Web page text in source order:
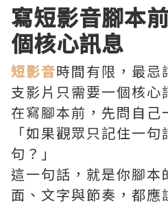
寫短影音腳本
個核心訊息
短影音時間有限，最忌
支影片只需要一個核心
在寫腳本前，先問自己
「如果觀眾只記住一
句？」
這一句話，就是你腳本
面、文字與節奏，都應